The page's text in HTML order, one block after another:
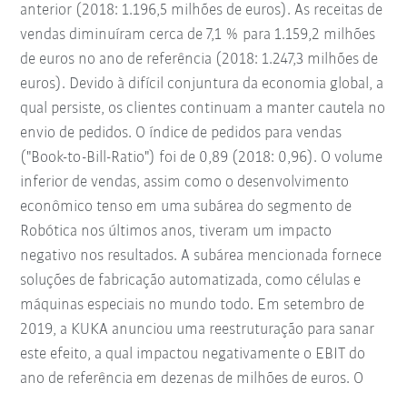
anterior (2018: 1.196,5 milhões de euros). As receitas de
vendas diminuíram cerca de 7,1 % para 1.159,2 milhões
de euros no ano de referência (2018: 1.247,3 milhões de
euros). Devido à difícil conjuntura da economia global, a
qual persiste, os clientes continuam a manter cautela no
envio de pedidos. O índice de pedidos para vendas
("Book-to-Bill-Ratio") foi de 0,89 (2018: 0,96). O volume
inferior de vendas, assim como o desenvolvimento
econômico tenso em uma subárea do segmento de
Robótica nos últimos anos, tiveram um impacto
negativo nos resultados. A subárea mencionada fornece
soluções de fabricação automatizada, como células e
máquinas especiais no mundo todo. Em setembro de
2019, a KUKA anunciou uma reestruturação para sanar
este efeito, a qual impactou negativamente o EBIT do
ano de referência em dezenas de milhões de euros. O